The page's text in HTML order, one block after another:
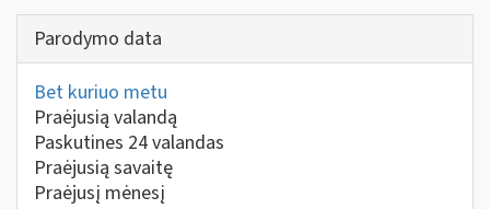
Parodymo data
Bet kuriuo metu
Praėjusią valandą
Paskutines 24 valandas
Praėjusią savaitę
Praėjusį mėnesį